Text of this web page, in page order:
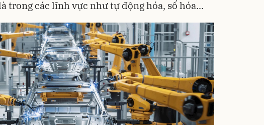
trong các lĩnh vực như tự động hóa, số hóa...